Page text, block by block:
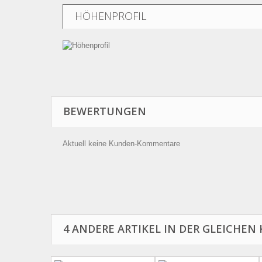
HÖHENPROFIL
BEWERTUNGEN
Aktuell keine Kunden-Kommentare
4 ANDERE ARTIKEL IN DER GLEICHEN